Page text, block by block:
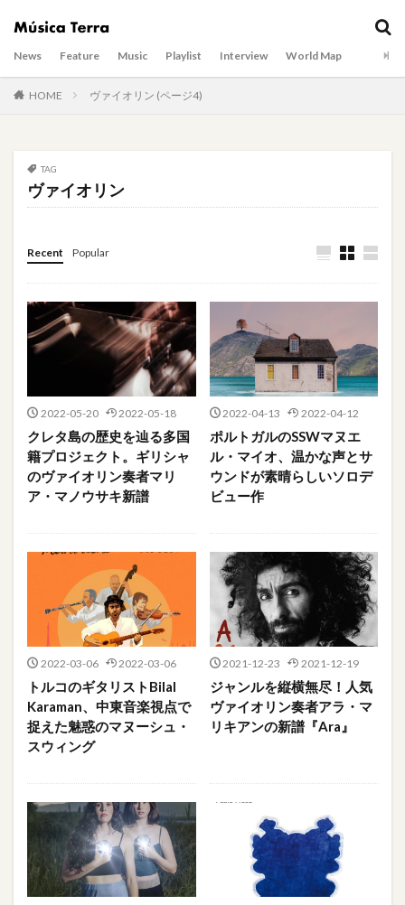
News Feature Music Playlist Interview World Map
HOME ヴァイオリン (ページ4)
TAG
ヴァイオリン
Recent Popular
2022-05-20 2022-05-18
クレタ島の歴史を辿る多国
籍プロジェクト。ギリシャ
のヴァイオリン奏者マリ
ア・マノウサキ新譜
2022-04-13 2022-04-12
ポルトガルのSSWマヌエ
ル・マイオ、温かな声とサ
ウンドが素晴らしいソロデ
ビュー作
2022-03-06 2022-03-06
トルコのギタリストBilal
Karaman、中東音楽視点で
捉えた魅惑のマヌーシュ・
スウィング
2021-12-23 2021-12-19
ジャンルを縦横無尽！人気
ヴァイオリン奏者アラ・マ
リキアンの新譜『Ara』